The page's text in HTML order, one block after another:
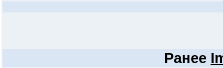
Ранее